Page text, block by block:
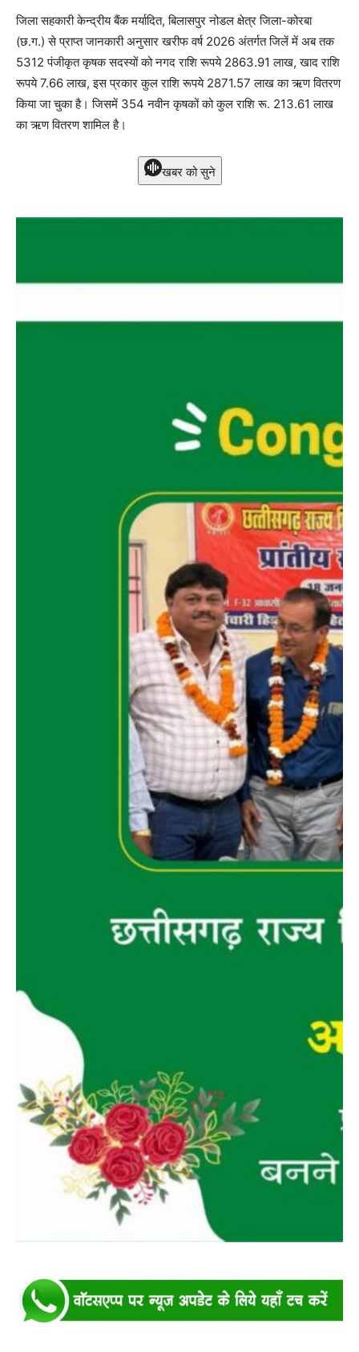
जिला सहकारी केन्द्रीय बैंक मर्यादित, बिलासपुर नोडल क्षेत्र जिला-कोरबा
(छ.ग.) से प्राप्त जानकारी अनुसार खरीफ वर्ष 2026 अंतर्गत जिलें में अब तक
5312 पंजीकृत कृषक सदस्यों को नगद राशि रूपये 2863.91 लाख, खाद राशि
रूपये 7.66 लाख, इस प्रकार कुल राशि रूपये 2871.57 लाख का ऋण वितरण
किया जा चुका है। जिसमें 354 नवीन कृषकों को कुल राशि रू. 213.61 लाख
का ऋण वितरण शामिल है।
खबर को सुने